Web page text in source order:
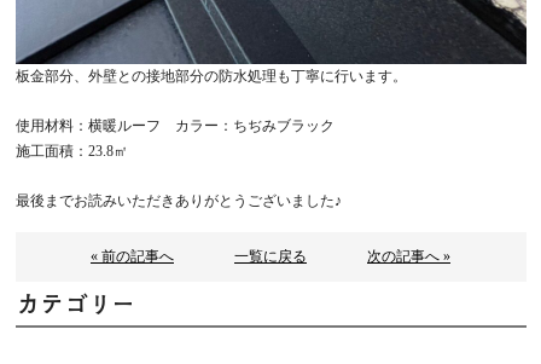
板金部分、外壁との接地部分の防水処理も丁寧に行います。
使用材料：横暖ルーフ カラー：ちぢみブラック
施工面積：23.8㎡
最後までお読みいただきありがとうございました♪
« 前の記事へ 一覧に戻る 次の記事へ »
カテゴリー